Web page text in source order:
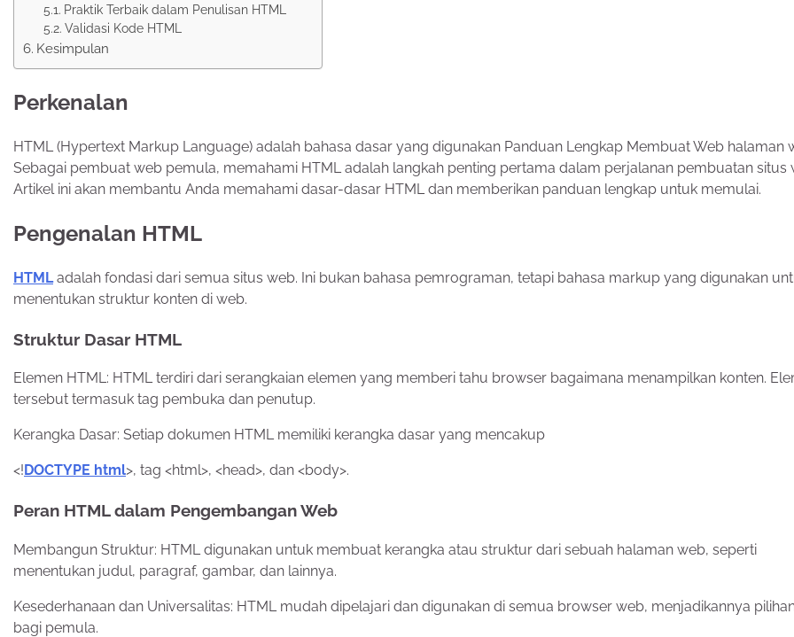
Praktik Terbaik dalam Penulisan HTML
Validasi Kode HTML
Kesimpulan
Perkenalan
HTML (Hypertext Markup Language) adalah bahasa dasar yang digunakan Panduan Lengkap Membuat Web halaman
Sebagai pembuat web pemula, memahami HTML adalah langkah penting pertama dalam perjalanan pembuatan situs
Artikel ini akan membantu Anda memahami dasar-dasar HTML dan memberikan panduan lengkap untuk memulai.
Pengenalan HTML
HTMLadalah fondasi dari semua situs web. Ini bukan bahasa pemrograman, tetapi bahasa markup yang digunakan
menentukan struktur konten di web.
Struktur Dasar HTML
Elemen HTML: HTML terdiri dari serangkaian elemen yang memberi tahu browser bagaimana menampilkan konten.
tersebut termasuk tag pembuka dan penutup.
Kerangka Dasar: Setiap dokumen HTML memiliki kerangka dasar yang mencakup
<! DOCTYPE html>, tag <html>, <head>, dan <body>.
Peran HTML dalam Pengembangan Web
Membangun Struktur: HTML digunakan untuk membuat kerangka atau struktur dari sebuah halaman web, seperti
menentukan judul, paragraf, gambar, dan lainnya.
Kesederhanaan dan Universalitas: HTML mudah dipelajari dan digunakan di semua browser web, menjadikannya
bagi pemula.